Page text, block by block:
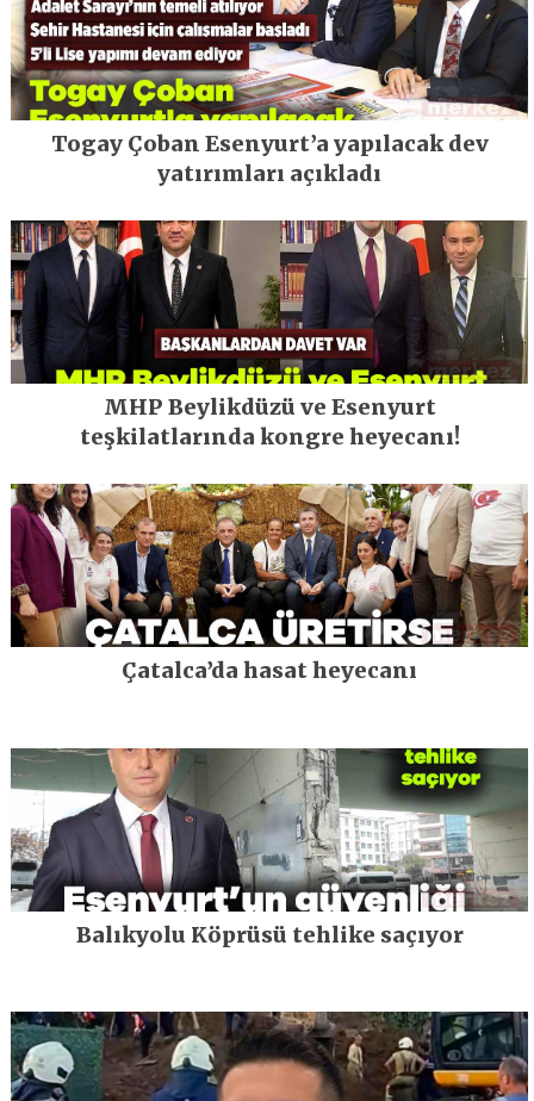
Togay Çoban Esenyurt’a yapılacak dev
yatırımları açıkladı
MHP Beylikdüzü ve Esenyurt
teşkilatlarında kongre heyecanı!
Çatalca’da hasat heyecanı
Balıkyolu Köprüsü tehlike saçıyor